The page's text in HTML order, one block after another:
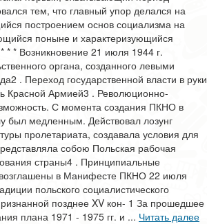
тем, что главный упор делался на
построением основ социализма на
поныне и характеризующийся
* * Возникновение 21 июля 1944 г.
органа, созданного левыми
. Переход государственной власти в руки
Красной Армией3 . Революционно-
С момента создания ПКНО в
был медленным. Действовал лозунг
пролетариата, создавала условия для
собою Польская рабочая
страны4 . Принципиальные
в Манифесте ПКНО 22 июля
польского социалистического
позднее XV кон- 1 За прошедшее
плана 1971 - 1975 гг. и ... Читать далее